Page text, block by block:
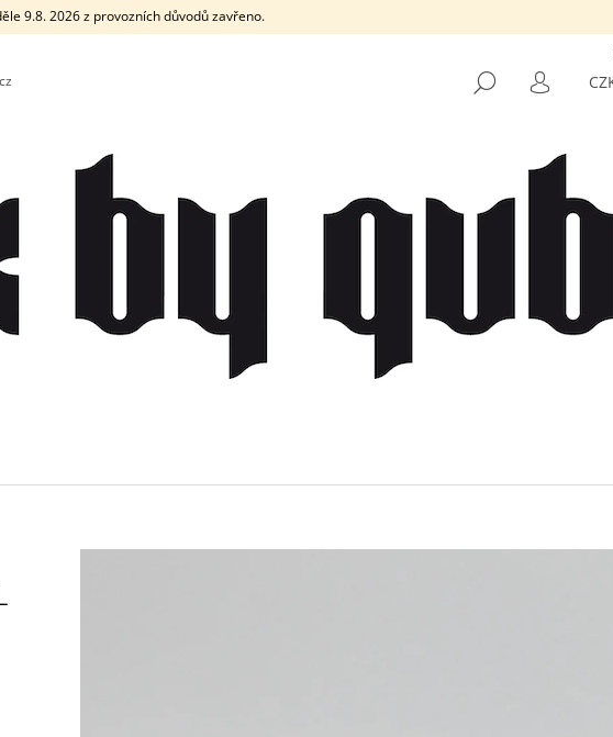
9.8. 2026 z provozních důvodů zavřeno.
HLEDAT
DOPORUČUJEME